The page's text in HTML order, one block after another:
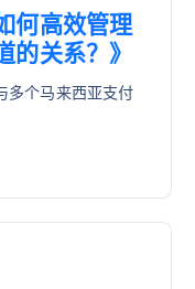
何高效管理
的关系？》
多个马来西亚支付